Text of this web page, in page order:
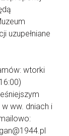
uzupełniane
wtorki
ww. dniach i